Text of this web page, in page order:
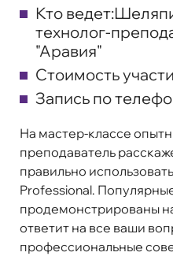
Кто ведет:
технолог-
"Аравия"
Стоимость
Запись по
На мастер-классе
преподаватель
правильно
Professional.
продемонстрированы
ответит на все ваши
профессиональные